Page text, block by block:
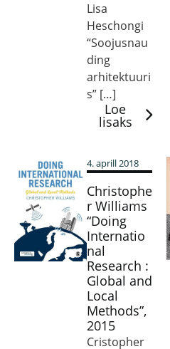
Lisa
Heschongi
“Soojusnau
ding
arhitektuuri
s” […]
Loe
lisaks
4. aprill 2018
Christophe
r Williams
“Doing
Internatio
nal
Research :
Global and
Local
Methods”,
2015
Cristopher